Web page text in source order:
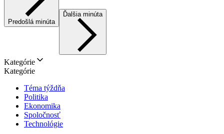
Predošlá minúta
Ďalšia minúta
Kategórie
Kategórie
Téma týždňa
Politika
Ekonomika
Spoločnosť
Technológie